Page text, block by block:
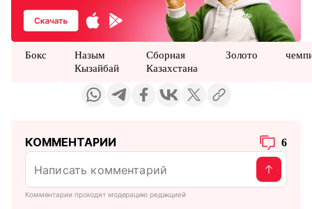
Бокс
Назым
Кызайбай
Сборная
Казахстана
Золото
КОММЕНТАРИИ 6
Комментарии проходят модерацию редакцией